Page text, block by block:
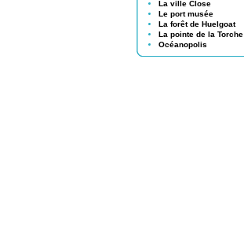
La ville Close
Le port musée
La forêt de Huelgoat
La pointe de la Torche
Océanopolis